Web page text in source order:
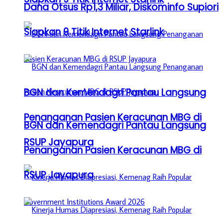
BGN dan Kemendagri Pantau Langsung
Penanganan Pasien Keracunan MBG di
RSUP Jayapura
Dana Otsus Rp1,3 Miliar, Diskominfo Supiori
Siapkan 9 Titik Internet Starlink
BGN dan Kemendagri Pantau Langsung
Penanganan Pasien Keracunan MBG di
RSUP Jayapura